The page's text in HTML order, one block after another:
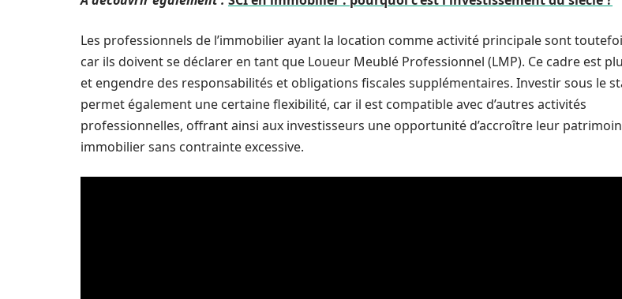
Les professionnels de l’immobilier ayant la location comme activité principale sont
car ils doivent se déclarer en tant que Loueur Meublé Professionnel (LMP). Ce cadre est
et engendre des responsabilités et obligations fiscales supplémentaires. Investir sous le
permet également une certaine flexibilité, car il est compatible avec d’autres activités
professionnelles, offrant ainsi aux investisseurs une opportunité d’accroître leur
immobilier sans contrainte excessive.